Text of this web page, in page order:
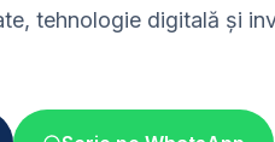
tehnologie digitală și